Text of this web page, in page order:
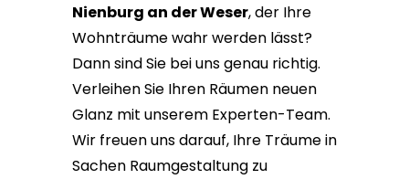
Nienburg an der Weser, der Ihre
Wohnträume wahr werden lässt?
Dann sind Sie bei uns genau richtig.
Verleihen Sie Ihren Räumen neuen
Glanz mit unserem Experten-Team.
Wir freuen uns darauf, Ihre Träume in
Sachen Raumgestaltung zu